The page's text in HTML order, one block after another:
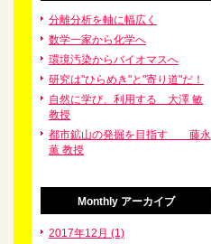
分離分析を軸に幅広く
数学一家から化学へ
環境汚染からバイオマスへ
研究は"ひらめき"と"寄り道"だ！
自然に学び、利用する 大澤 敏
教授
都市鉱山の発掘を目指す 藤永
薫 教授
Monthly アーカイブ
2017年12月 (1)